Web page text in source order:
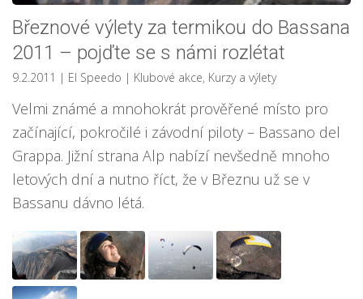
Březnové výlety za termikou do Bassana
2011 – pojďte se s námi rozlétat
9.2.2011 | El Speedo | Klubové akce, Kurzy a výlety
Velmi známé a mnohokrát prověřené místo pro
začínající, pokročilé i závodní piloty – Bassano del
Grappa. Jižní strana Alp nabízí nevšedně mnoho
letových dní a nutno říct, že v Březnu už se v
Bassanu dávno létá.